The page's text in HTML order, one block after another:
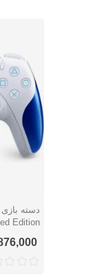
Edition
22,876,000